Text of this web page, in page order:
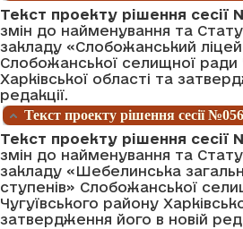
Текст проекту рішення сесії
змін до найменування та
закладу «Слобожанський
Слобожанської селищної ради
Харківської області та
редакції.
Текст проекту рішення сесії
Текст проекту рішення сесії
змін до найменування та
закладу «Шебелинська
ступенів» Слобожанської
Чугуївського району
затвердження його в новій